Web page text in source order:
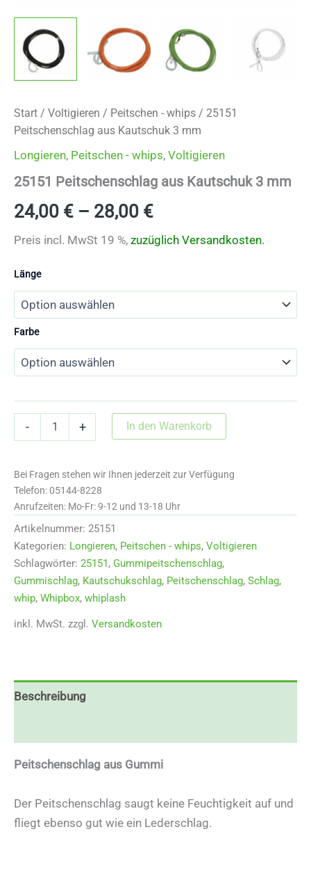
Start / Voltigieren / Peitschen - whips / 25151
Peitschenschlag aus Kautschuk 3 mm
Longieren, Peitschen - whips, Voltigieren
25151 Peitschenschlag aus Kautschuk 3 mm
24,00 € – 28,00 €
Preis incl. MwSt 19 %, zuzüglich Versandkosten.
Länge
Farbe
-
Peitschenschlag
3
mm
Menge
+ In den Warenkorb
Bei Fragen stehen wir Ihnen jederzeit zur Verfügung
Telefon: 05144-8228
Anrufzeiten: Mo-Fr: 9-12 und 13-18 Uhr
Artikelnummer: 25151
Kategorien: Longieren, Peitschen - whips, Voltigieren
Schlagwörter: 25151, Gummipeitschenschlag,
Gummischlag, Kautschukschlag, Peitschenschlag, Schlag,
whip, Whipbox, whiplash
inkl. MwSt. zzgl. Versandkosten
Beschreibung
Peitschenschlag aus Gummi
Der Peitschenschlag saugt keine Feuchtigkeit auf und
fliegt ebenso gut wie ein Lederschlag.